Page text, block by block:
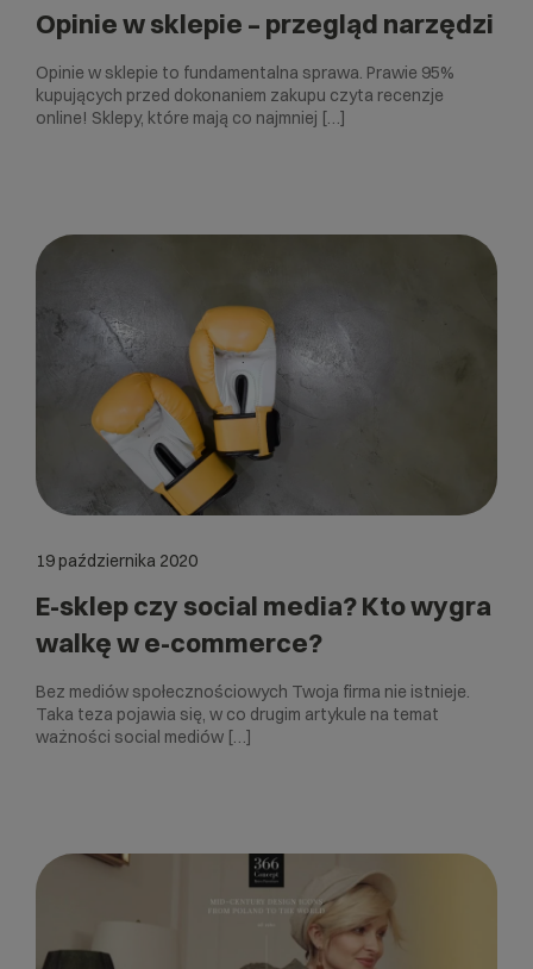
Opinie w sklepie – przegląd narzędzi
Opinie w sklepie to fundamentalna sprawa. Prawie 95%
kupujących przed dokonaniem zakupu czyta recenzje
online! Sklepy, które mają co najmniej […]
19 października 2020
E-sklep czy social media? Kto wygra
walkę w e-commerce?
Bez mediów społecznościowych Twoja firma nie istnieje.
Taka teza pojawia się, w co drugim artykule na temat
ważności social mediów […]